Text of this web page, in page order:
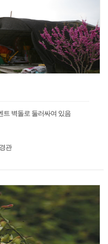
트 벽돌로 둘러싸여 있음
관